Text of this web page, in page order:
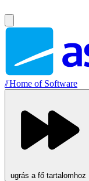
//Home of Software
ugrás a fő tartalomhoz